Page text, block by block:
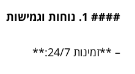
#### 1. נוחות וגמישות
– **זמינות 24/7:**